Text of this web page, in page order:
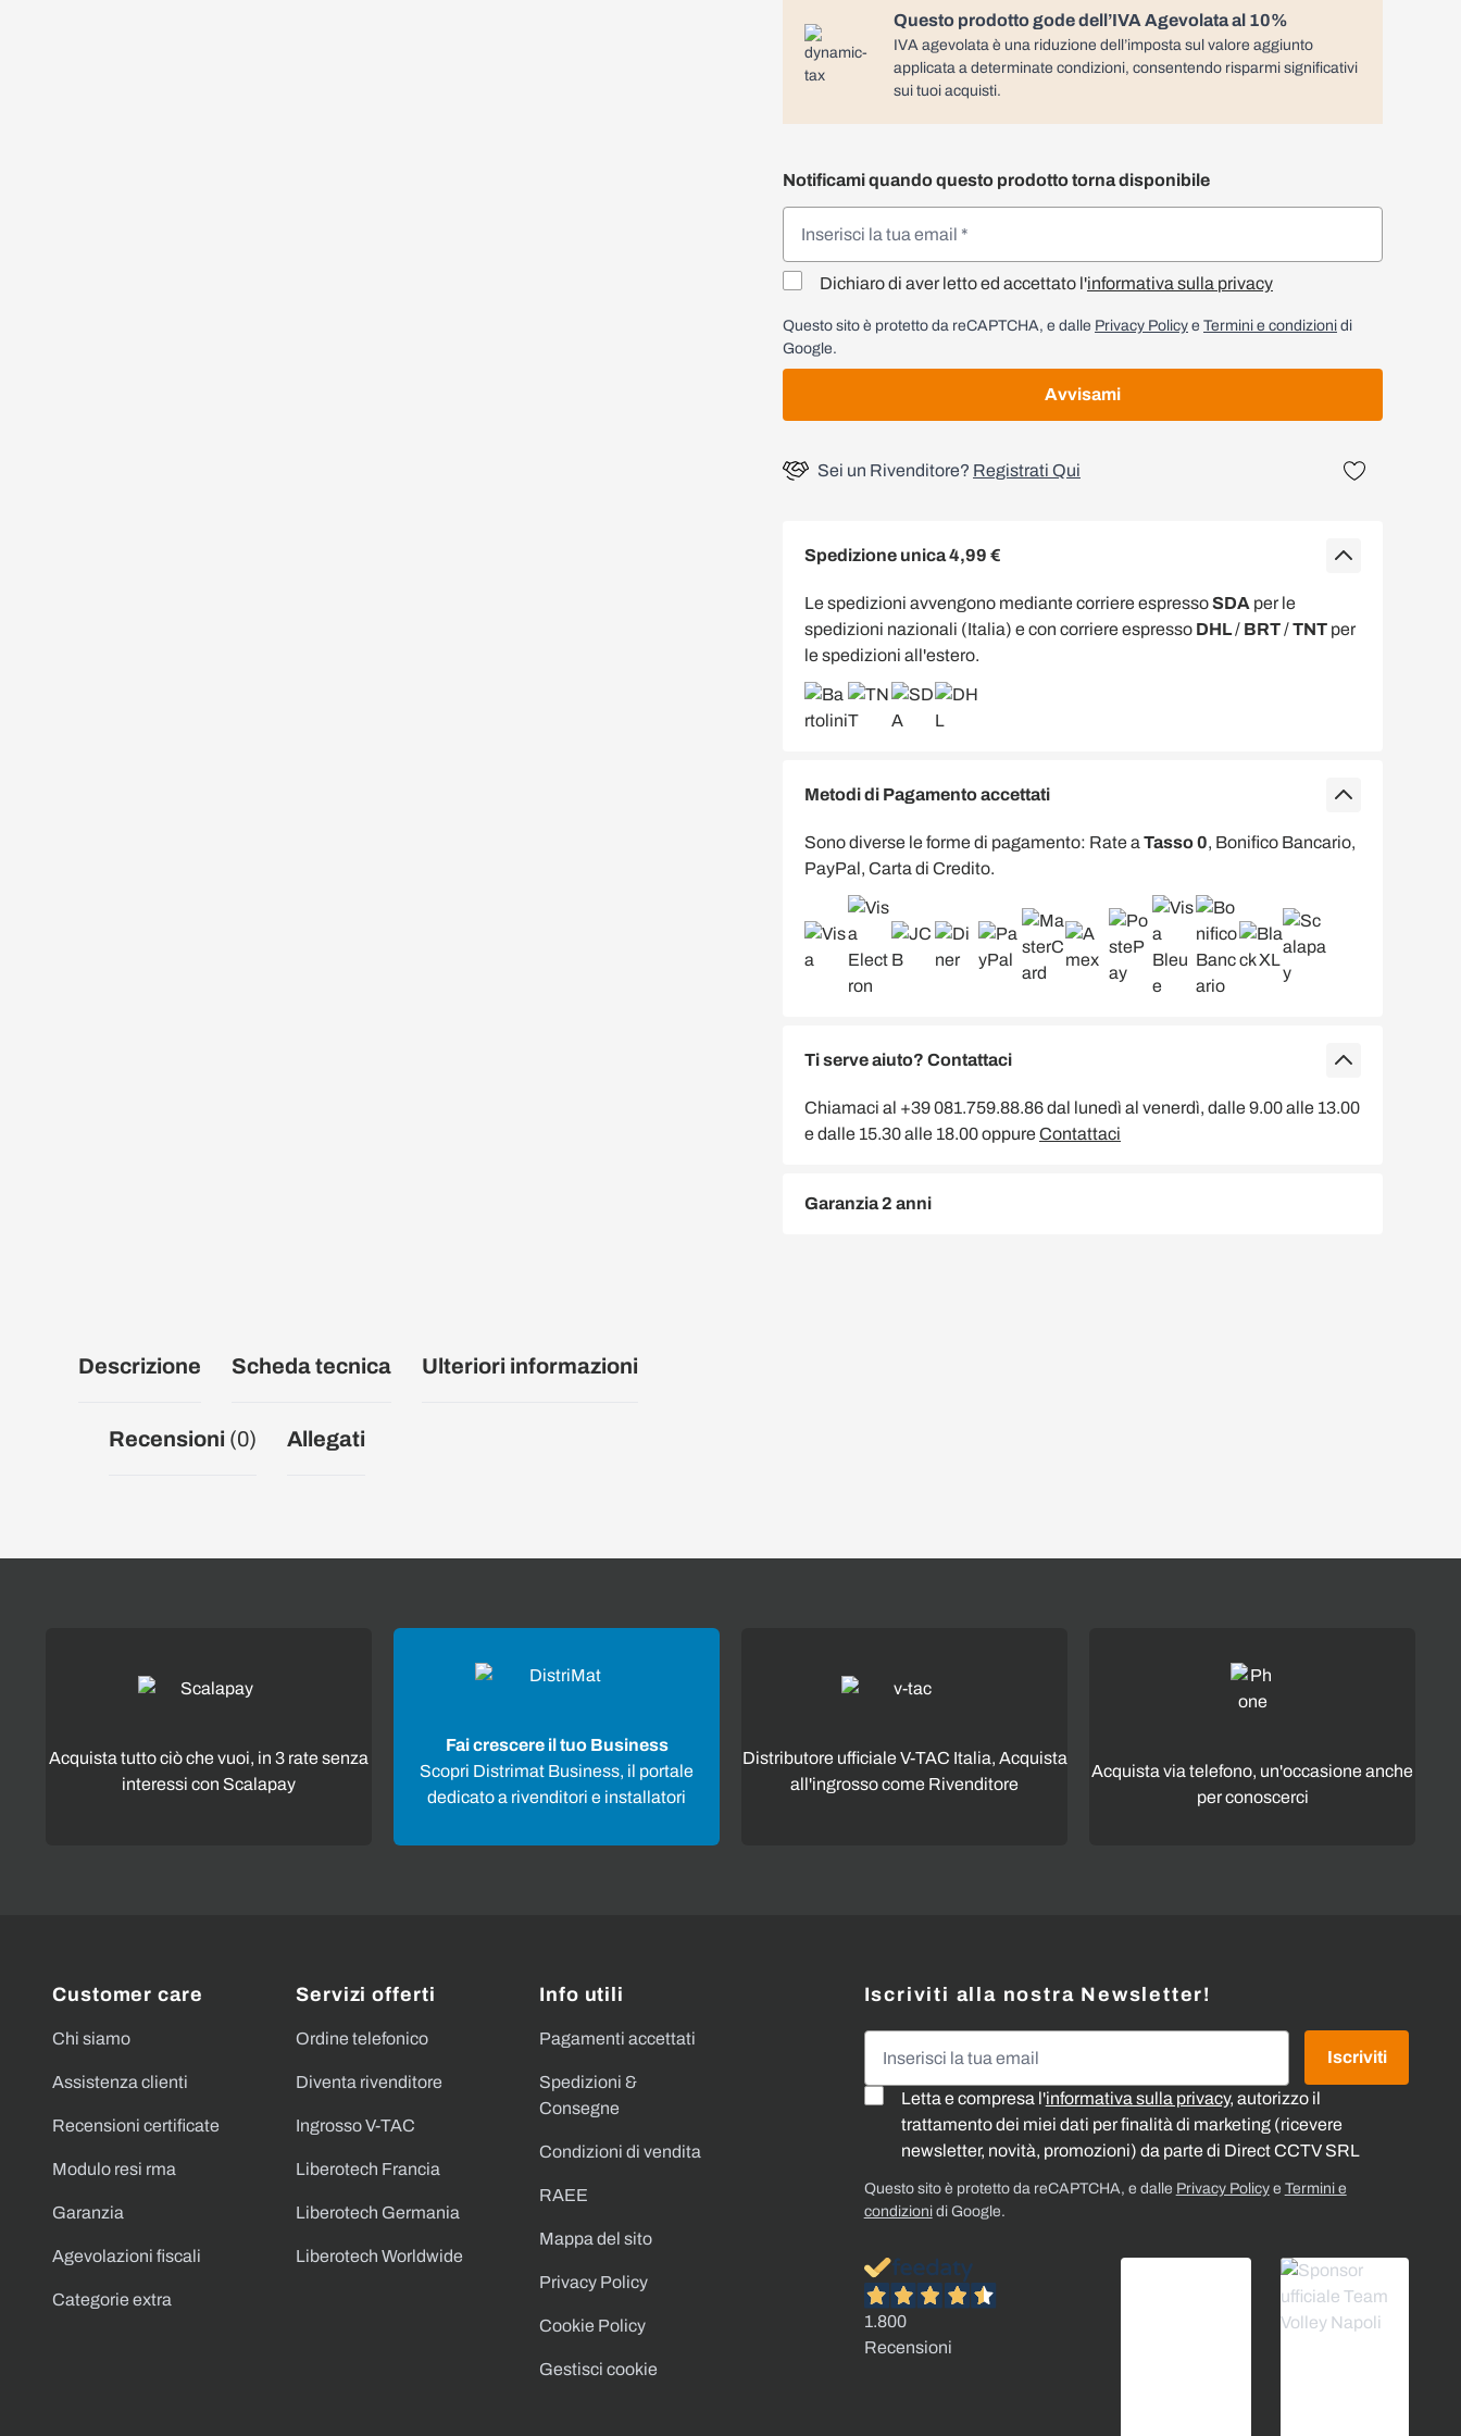
Questo prodotto gode dell’IVA Agevolata al 10%
IVA agevolata è una riduzione dell’imposta sul valore aggiunto
applicata a determinate condizioni, consentendo risparmi significativi
sui tuoi acquisti.
Notificami quando questo prodotto torna disponibile
Dichiaro di aver letto ed accettato l'informativa sulla privacy
Questo sito è protetto da reCAPTCHA, e dalle Privacy Policy e Termini e condizioni di
Google.
Avvisami
Sei un Rivenditore? Registrati Qui
Spedizione unica 4,99 €
Le spedizioni avvengono mediante corriere espressoSDA per le
spedizioni nazionali (Italia) e con corriere espresso DHL/ BRT/TNT per
le spedizioni all'estero.
Metodi di Pagamento accettati
Sono diverse le forme di pagamento: Rate a Tasso 0, Bonifico Bancario,
PayPal, Carta di Credito.
Ti serve aiuto? Contattaci
Chiamaci al +39 081.759.88.86 dal lunedì al venerdì, dalle 9.00 alle 13.00
e dalle 15.30 alle 18.00 oppureContattaci
Garanzia 2 anni
Descrizione Scheda tecnica Ulteriori informazioni
Recensioni (0) Allegati
Acquista tutto ciò che vuoi, in 3 rate senza
interessi con Scalapay
Fai crescere il tuo Business
Scopri Distrimat Business, il portale
dedicato a rivenditori e installatori
Distributore ufficiale V-TAC Italia, Acquista
all'ingrosso come Rivenditore
Acquista via telefono, un'occasione anche
per conoscerci
Customer care
Chi siamo
Assistenza clienti
Recensioni certificate
Modulo resi rma
Garanzia
Agevolazioni fiscali
Categorie extra
Servizi offerti
Ordine telefonico
Diventa rivenditore
Ingrosso V-TAC
Liberotech Francia
Liberotech Germania
Liberotech Worldwide
Info utili
Pagamenti accettati
Spedizioni &
Consegne
Condizioni di vendita
RAEE
Mappa del sito
Privacy Policy
Cookie Policy
Gestisci cookie
Iscriviti alla nostra Newsletter!
Letta e compresa l'informativa sulla privacy, autorizzo il
trattamento dei miei dati per finalità di marketing (ricevere
newsletter, novità, promozioni) da parte di Direct CCTV SRL
Iscriviti
Questo sito è protetto da reCAPTCHA, e dalle Privacy Policye Termini e
condizionidi Google.
1.800
Recensioni